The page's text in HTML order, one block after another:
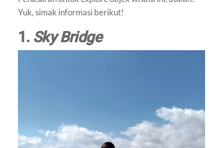
Yuk, simak informasi berikut!
1. Sky Bridge